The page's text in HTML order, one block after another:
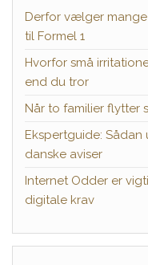
Derfor vælger
til Formel 1
Hvorfor små
end du tror
Når to familier flytter
Ekspertguide:
danske aviser
Internet Odder er
digitale krav